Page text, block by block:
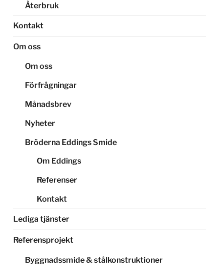
Återbruk
Kontakt
Om oss
Om oss
Förfrågningar
Månadsbrev
Nyheter
Bröderna Eddings Smide
Om Eddings
Referenser
Kontakt
Lediga tjänster
Referensprojekt
Byggnadssmide & stålkonstruktioner